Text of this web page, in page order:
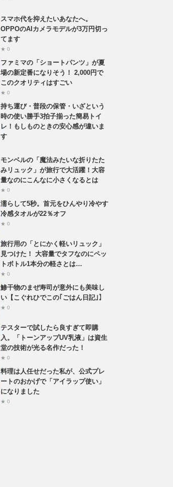
スマホ代を抑えたいあなたへ。
OPPOのAIカメラモデルが3万円切っ
てます
★ 0
ファミマの「ショートパンツ」が夏
場の新定番になりそう！ 2,000円で
このクオリティはすごい
★ 0
持ち運び・普段の保管・いざという
時の使い勝手3拍子揃った簡易トイ
レ！もしものときの安心感が違いま
す
モンベルの「魔法みたいな折りたた
みリュック」が旅行で大活躍！大容
量なのにこんなに小さくなるとは
★ 0
濡らして5秒。首元をひんやり冷やす
冷感タオルが22％オフ
★ 0
旅行用の「とにかく軽いリュック」
見つけた！ 大容量でタフなのにペッ
トボトル1本分の軽さとは…
★ 0
鯵干物のまぜ寿司が意外にも美味し
い【こぐれひでこの｢ごはん日記｣】
★ 0
テスターで試したら良すぎて即購
入。「トーンアップUV乳液」は資生
堂の技術が光る名作だった！
★ 0
料理は人任せだった私が、公式プレ
ートのおかげで「アイラップ使い」
になりました
★ 0